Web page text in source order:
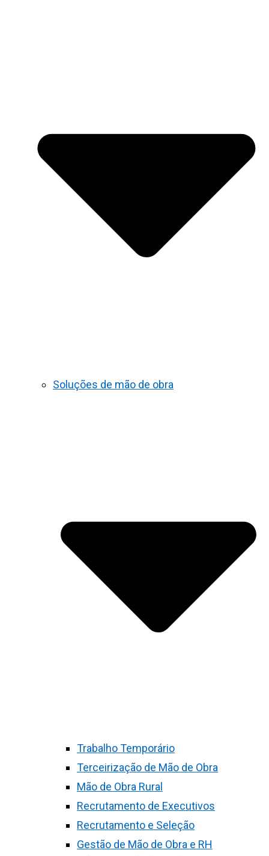
Soluções de mão de obra
Trabalho Temporário
Terceirização de Mão de Obra
Mão de Obra Rural
Recrutamento de Executivos
Recrutamento e Seleção
Gestão de Mão de Obra e RH